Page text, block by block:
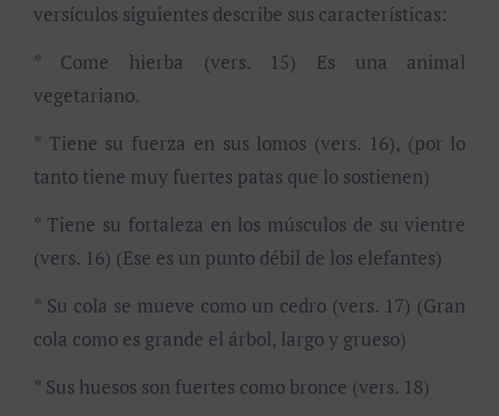
versículos siguientes describe sus características:
* Come hierba (vers. 15) Es una animal
vegetariano.
* Tiene su fuerza en sus lomos (vers. 16), (por lo
tanto tiene muy fuertes patas que lo sostienen)
* Tiene su fortaleza en los músculos de su vientre
(vers. 16) (Ese es un punto débil de los elefantes)
* Su cola se mueve como un cedro (vers. 17) (Gran
cola como es grande el árbol, largo y grueso)
* Sus huesos son fuertes como bronce (vers. 18)